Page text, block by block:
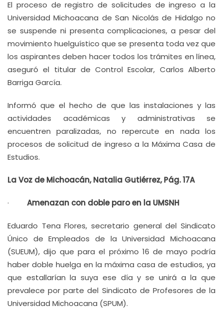
El proceso de registro de solicitudes de ingreso a la
Universidad Michoacana de San Nicolás de Hidalgo no
se suspende ni presenta complicaciones, a pesar del
movimiento huelguístico que se presenta toda vez que
los aspirantes deben hacer todos los trámites en línea,
aseguró el titular de Control Escolar, Carlos Alberto
Barriga García.
Informó que el hecho de que las instalaciones y las
actividades académicas y administrativas se
encuentren paralizadas, no repercute en nada los
procesos de solicitud de ingreso a la Máxima Casa de
Estudios.
La Voz de Michoacán, Natalia Gutiérrez, Pág. 17A
· Amenazan con doble paro en la UMSNH
Eduardo Tena Flores, secretario general del Sindicato
Único de Empleados de la Universidad Michoacana
(SUEUM), dijo que para el próximo 16 de mayo podría
haber doble huelga en la máxima casa de estudios, ya
que estallarían la suya ese día y se unirá a la que
prevalece por parte del Sindicato de Profesores de la
Universidad Michoacana (SPUM).